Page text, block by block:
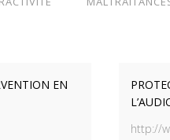
EN
http://